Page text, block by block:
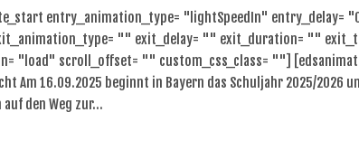
entry_animation_type= "lightSpeedIn" entry_delay=
"" exit_delay= "" exit_duration= ""
"load" scroll_offset= "" custom_css_class= ""]
Am 16.09.2025 beginnt in Bayern das Schuljahr 2025/2026
den Weg zur…